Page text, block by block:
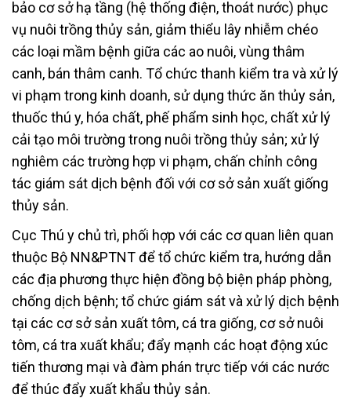
bảo cơ sở hạ tầng (hệ thống điện, thoát nước) phục
vụ nuôi trồng thủy sản, giảm thiểu lây nhiễm chéo
các loại mầm bệnh giữa các ao nuôi, vùng thâm
canh, bán thâm canh. Tổ chức thanh kiểm tra và xử lý
vi phạm trong kinh doanh, sử dụng thức ăn thủy sản,
thuốc thú y, hóa chất, phế phẩm sinh học, chất xử lý
cải tạo môi trường trong nuôi trồng thủy sản; xử lý
nghiêm các trường hợp vi phạm, chấn chỉnh công
tác giám sát dịch bệnh đối với cơ sở sản xuất giống
thủy sản.
Cục Thú y chủ trì, phối hợp với các cơ quan liên quan
thuộc Bộ NN&PTNT để tổ chức kiểm tra, hướng dẫn
các địa phương thực hiện đồng bộ biện pháp phòng,
chống dịch bệnh; tổ chức giám sát và xử lý dịch bệnh
tại các cơ sở sản xuất tôm, cá tra giống, cơ sở nuôi
tôm, cá tra xuất khẩu; đẩy mạnh các hoạt động xúc
tiến thương mại và đàm phán trực tiếp với các nước
để thúc đẩy xuất khẩu thủy sản.